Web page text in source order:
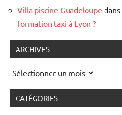
Villa piscine Guadeloupe dans
formation taxi à Lyon ?
ARCHIVES
Archives
CATÉGORIES